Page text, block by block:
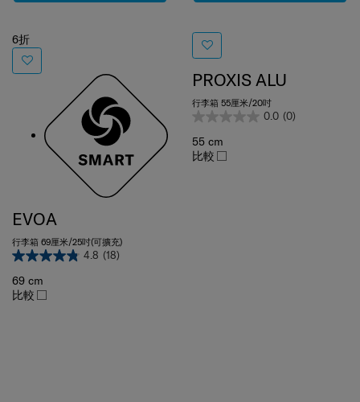
行李箱 69厘米/25吋(可擴充)
4.8 (18)
69 cm
比較
PROXIS ALU
行李箱 55厘米/20吋
0.0
55 cm
比較